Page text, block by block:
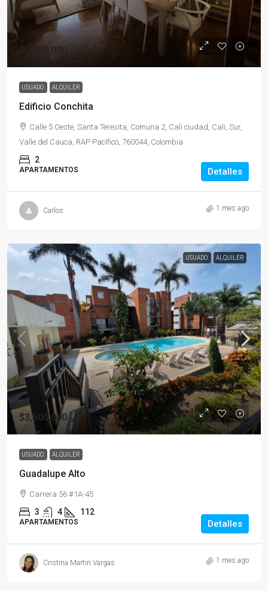
$6,800,000
USUADO ALQUILER
Edificio Conchita
Calle 5 Oeste, Santa Teresita, Comuna 2, Cali ciudad, Cali, Sur,
Valle del Cauca, RAP Pacífico, 760044, Colombia
2
APARTAMENTOS Detalles
Carlos 1 mes ago
USUADO ALQUILER
$3,500,000
USUADO ALQUILER
Guadalupe Alto
Carrera 56 #1A-45
3 4 112
APARTAMENTOS Detalles
Cristina Martin Vargas 1 mes ago